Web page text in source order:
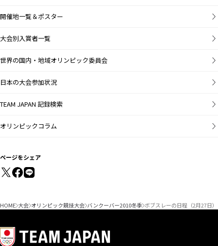
開催地一覧＆ポスター
大会別入賞者一覧
世界の国内・地域オリンピック委員会
日本の大会参加状況
TEAM JAPAN 記録検索
オリンピックコラム
ページをシェア
HOME 大会 オリンピック競技大会 バンクーバー2010冬季 ボブスレーの日程（2月27日）